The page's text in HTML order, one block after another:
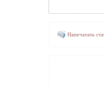
Напечатать